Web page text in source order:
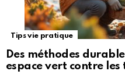
Tips vie pratique
Des méthodes
espace vert contre